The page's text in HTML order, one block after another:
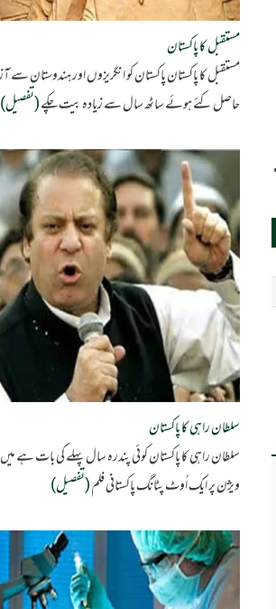
مستقبل کا پاکستان
مستقبل کا پاکستان پاکستان کو انگریزوں اور ہندوستان سے
حاصل کئے ہوئے ساٹھ سال سے زیادہ بیت چکے(تفصیل)
سلطان راہی کا پاکستان
سلطان راہی کا پاکستان کوئی پندرہ سال پہلے کی بات ہے
ویژن پر ایک اُوٹ پٹانگ پاکستانی فلم(تفصیل)